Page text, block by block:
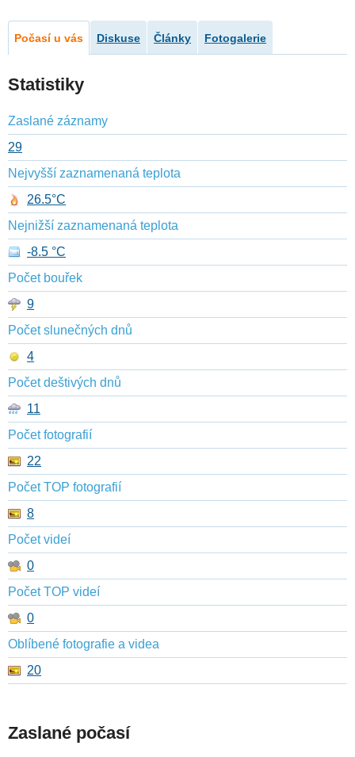
Počasí u vás Diskuse Články Fotogalerie
Statistiky
Zaslané záznamy
29
Nejvyšší zaznamenaná teplota
26.5°C
Nejnižší zaznamenaná teplota
-8.5 °C
Počet bouřek
9
Počet slunečných dnů
4
Počet deštivých dnů
11
Počet fotografií
22
Počet TOP fotografií
8
Počet videí
0
Počet TOP videí
0
Oblíbené fotografie a videa
20
Zaslané počasí